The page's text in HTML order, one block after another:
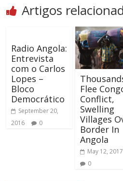
Artigos
Radio Angola:
Entrevista
com o Carlos
Lopes –
Bloco
Democrático
September 20,
2016
0
Flee
Conflict,
Swelling
Villages
Border In
Angola
May 12, 2017
0